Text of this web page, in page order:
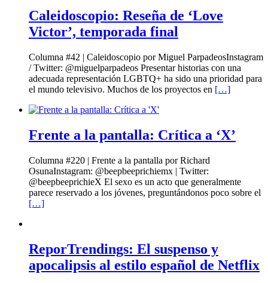
Caleidoscopio: Reseña de ‘Love
Victor’, temporada final
Columna #42 | Caleidoscopio por Miguel ParpadeosInstagram
/ Twitter: @miguelparpadeos Presentar historias con una
adecuada representación LGBTQ+ ha sido una prioridad para
el mundo televisivo. Muchos de los proyectos en […]
Frente a la pantalla: Crítica a ‘X’
Columna #220 | Frente a la pantalla por Richard
OsunaInstagram: @beepbeeprichiemx | Twitter:
@beepbeeprichieX El sexo es un acto que generalmente
parece reservado a los jóvenes, preguntándonos poco sobre el
[…]
ReporTrendings: El suspenso y
apocalipsis al estilo español de Netflix